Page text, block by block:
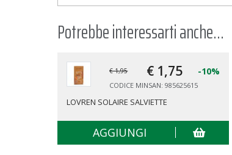
Potrebbe interessarti anche...
€ 1,95 € 1,75 -10%
CODICE MINSAN: 985625615
LOVREN SOLAIRE SALVIETTE
AGGIUNGI